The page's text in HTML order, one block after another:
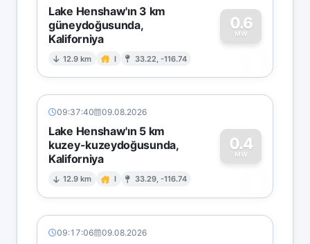
Lake Henshaw'ın 3 km
güneydoğusunda,
Kaliforniya
12.9 km I 33.22, -116.74
0.6
MW
0
09:37:40 09.08.2026
Lake Henshaw'ın 5 km
kuzey-kuzeydoğusunda,
Kaliforniya
12.9 km I 33.29, -116.74
0.4
MW
0
09:17:06 09.08.2026